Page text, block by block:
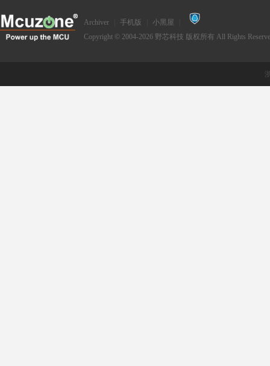
Archiver 手机版 小黑屋
Copyright © 2004-2026 野芯科技 版权所有 All Rights